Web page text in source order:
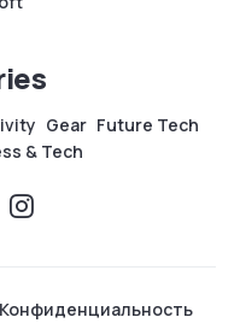
Gear Future Tech
& Tech
Конфиденциальность